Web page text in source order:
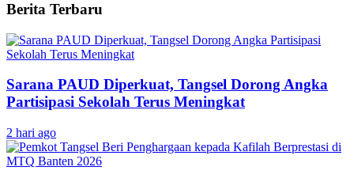
Berita Terbaru
Sarana PAUD Diperkuat, Tangsel Dorong Angka
Partisipasi Sekolah Terus Meningkat
2 hari ago